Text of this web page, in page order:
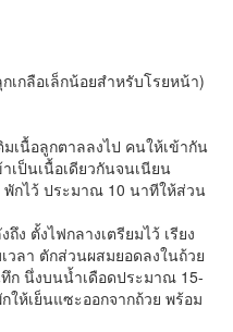
กลือเล็กน้อยสำหรับโรยหน้า)
นื้อลูกตาลลงไป คนให้เข้ากัน
เป็นเนื้อเดียวกันจนเนียน
กไว้ ประมาณ 10 นาทีให้ส่วน
ตั้งไฟกลางเตรียมไว้ เรียง
วลา ตักส่วนผสมยอดลงในถ้วย
ก นึ่งบนน้ำเดือดประมาณ 15-
ให้เย็นแซะออกจากถ้วย พร้อม